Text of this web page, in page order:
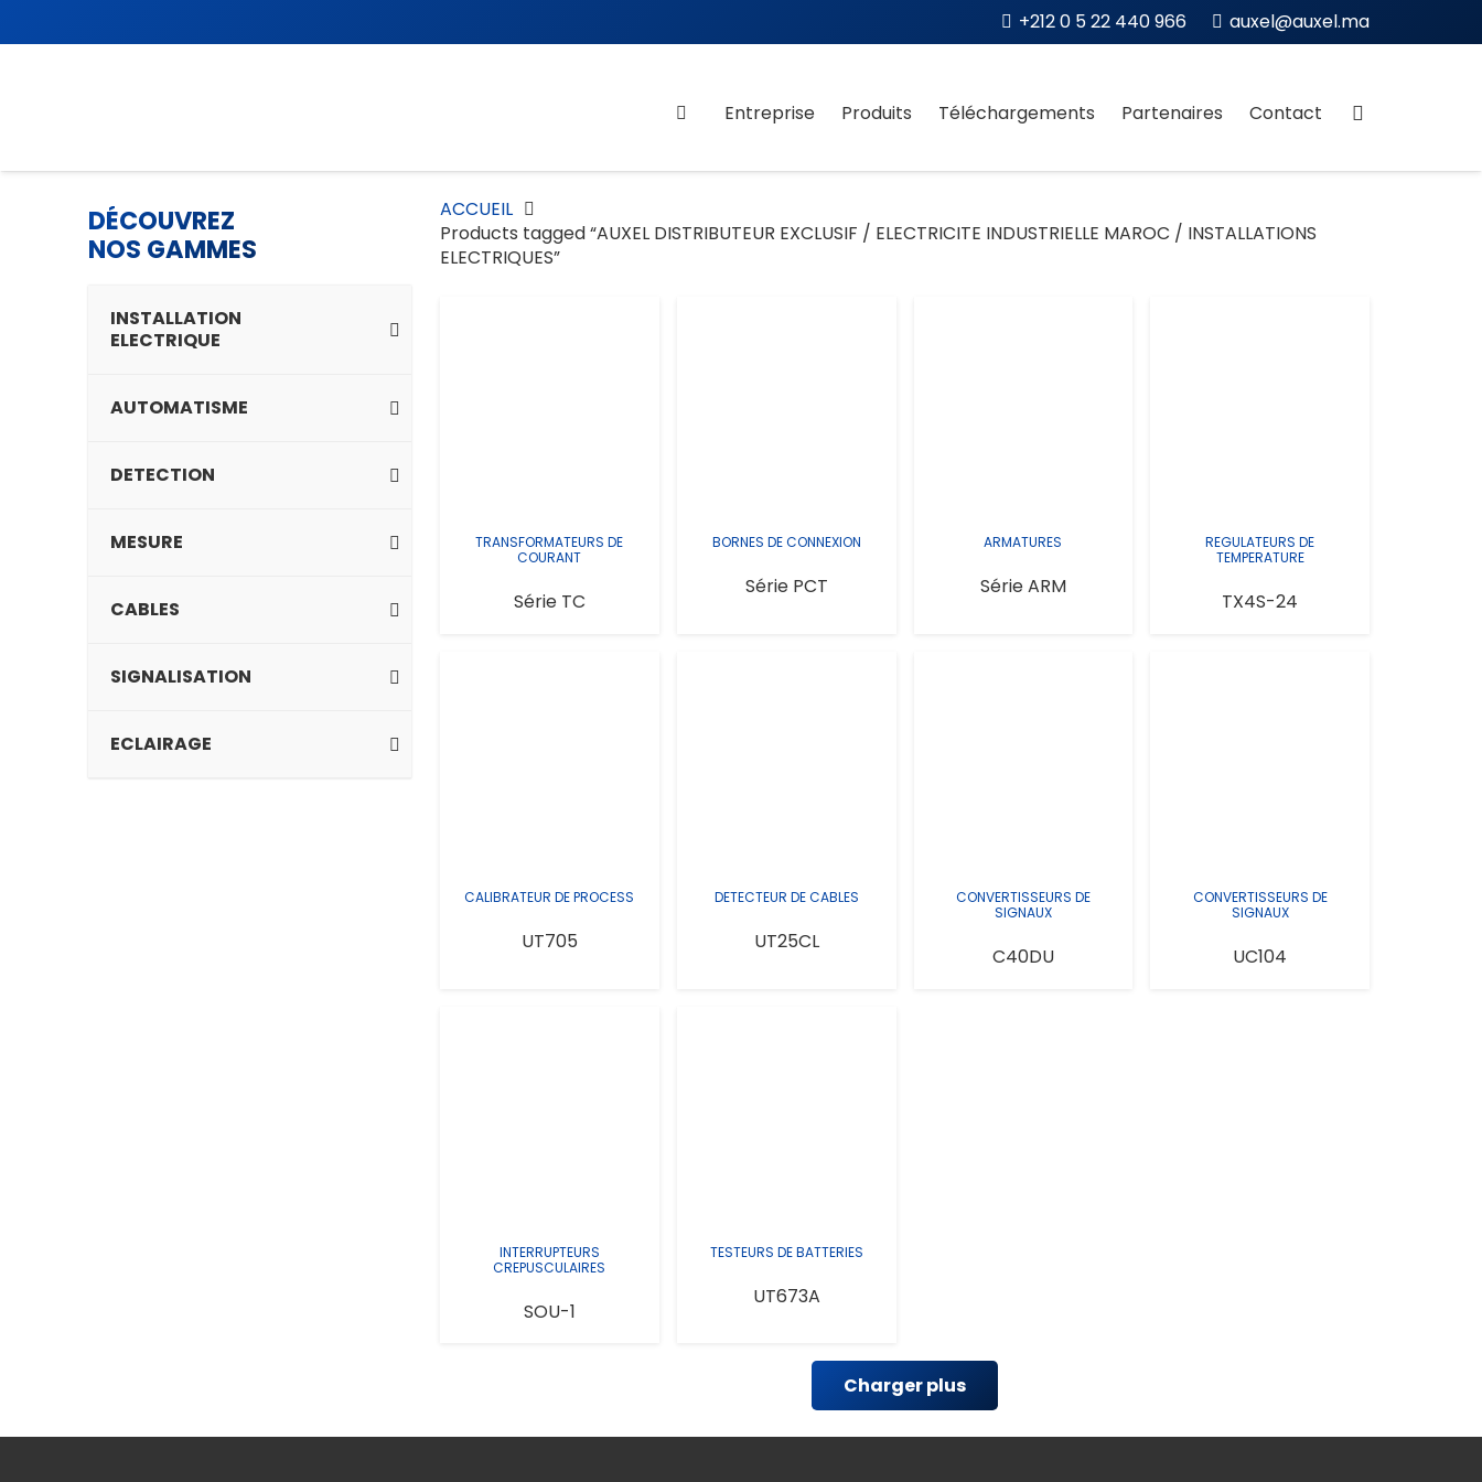
+212 0 5 22 440 966 auxel@auxel.ma
Entreprise Produits Téléchargements Partenaires Contact
DÉCOUVREZ
NOS GAMMES
INSTALLATION
ELECTRIQUE
AUTOMATISME
DETECTION
MESURE
CABLES
SIGNALISATION
ECLAIRAGE
ACCUEIL
Products tagged “AUXEL DISTRIBUTEUR EXCLUSIF / ELECTRICITE INDUSTRIELLE MAROC / INSTALLATIONS
ELECTRIQUES”
TRANSFORMATEURS DE
COURANT
Série TC
BORNES DE CONNEXION
Série PCT
ARMATURES
Série ARM
REGULATEURS DE
TEMPERATURE
TX4S-24
CALIBRATEUR DE PROCESS
UT705
DETECTEUR DE CABLES
UT25CL
CONVERTISSEURS DE
SIGNAUX
C40DU
CONVERTISSEURS DE
SIGNAUX
UC104
INTERRUPTEURS
CREPUSCULAIRES
SOU-1
TESTEURS DE BATTERIES
UT673A
Charger plus